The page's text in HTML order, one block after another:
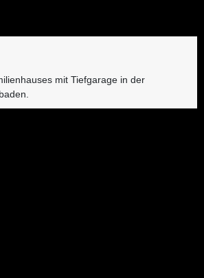
mit Tiefgarage in der